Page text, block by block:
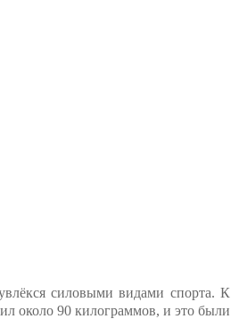
силовыми видами спорта. К
около 90 килограммов, и это были